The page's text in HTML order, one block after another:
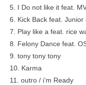
5. I Do not like it feat.
6. Kick Back feat. Junior
7. Play like a feat. rice
8. Felony Dance feat.
9. tony tony tony
10. Karma
11. outro / i’m Ready